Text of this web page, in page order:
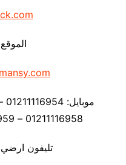
تليفون ارضي 0225880056